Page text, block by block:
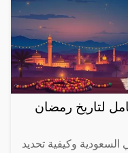
دليل شامل لتاريخ رمضان
متى يبدأ رمضان 2025 في السعودية وكيفية تحديد